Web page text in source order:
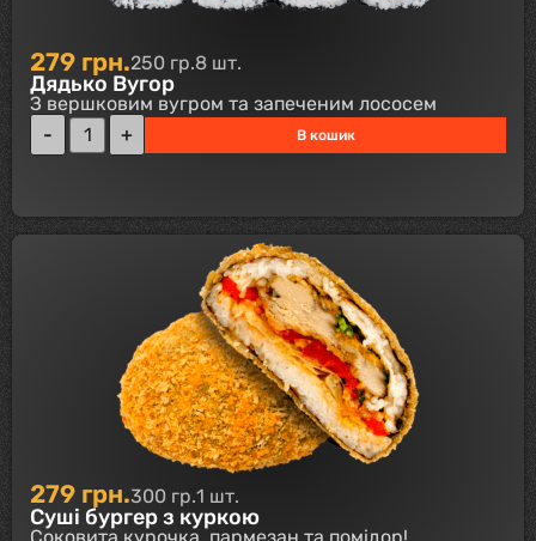
279 грн.250 гр.8 шт.
Дядько Вугор
З вершковим вугром та запеченим лососем
В кошик
279 грн.300 гр.1 шт.
Суші бургер з куркою
Соковита курочка, пармезан та помідор!